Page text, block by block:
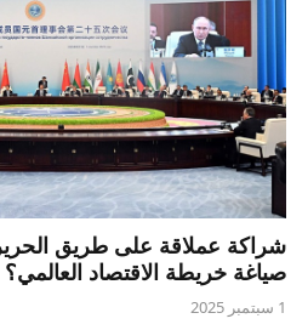
شراكة عملاقة على طريق
صياغة خريطة الاقتصاد العالمي؟
1 سبتمبر 2025